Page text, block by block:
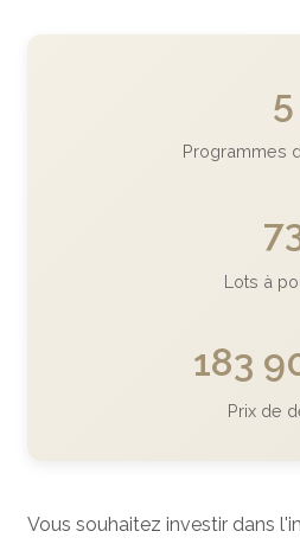
5
Programmes
Lots à
183
Prix de
Vous souhaitez investir dans